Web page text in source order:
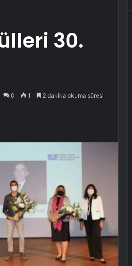
30.
0 1 2 dakika okuma süresi